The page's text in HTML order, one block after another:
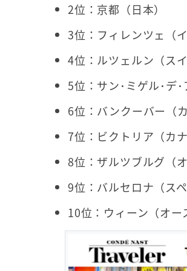
2位：京都（日本）
3位：フィレンツェ（イ
4位：ルツェルン（スイ
5位：サン･ミゲル･デ
6位：バンクーバー（カ
7位：ビクトリア（カナ
8位：ザルツブルグ（
9位：バルセロナ（スペ
10位：ウィーン（オー